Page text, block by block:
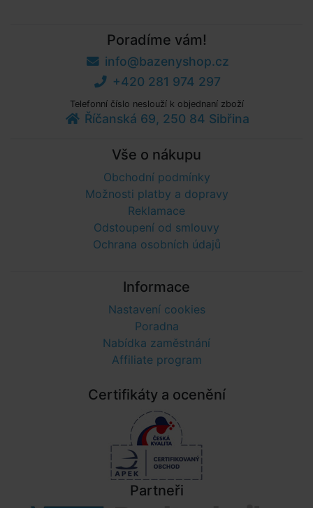
Poradíme vám!
info@bazenyshop.cz
+420 281 974 297
Telefonní číslo neslouží k objednaní zboží
Říčanská 69, 250 84 Sibřina
Vše o nákupu
Obchodní podmínky
Možnosti platby a dopravy
Reklamace
Odstoupení od smlouvy
Ochrana osobních údajů
Informace
Nastavení cookies
Poradna
Nabídka zaměstnání
Affiliate program
Certifikáty a ocenění
Partneři